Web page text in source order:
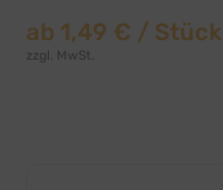
ab 1,49 € / Stück
zzgl. MwSt.